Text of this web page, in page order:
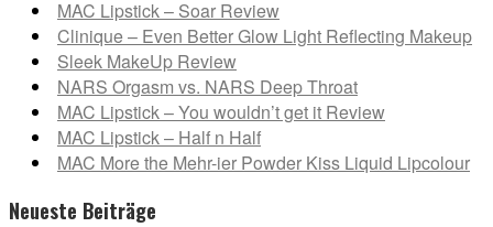
MAC Lipstick – Soar Review
Clinique – Even Better Glow Light Reflecting Makeup
Sleek MakeUp Review
NARS Orgasm vs. NARS Deep Throat
MAC Lipstick – You wouldn’t get it Review
MAC Lipstick – Half n Half
MAC More the Mehr-ier Powder Kiss Liquid Lipcolour
Neueste Beiträge